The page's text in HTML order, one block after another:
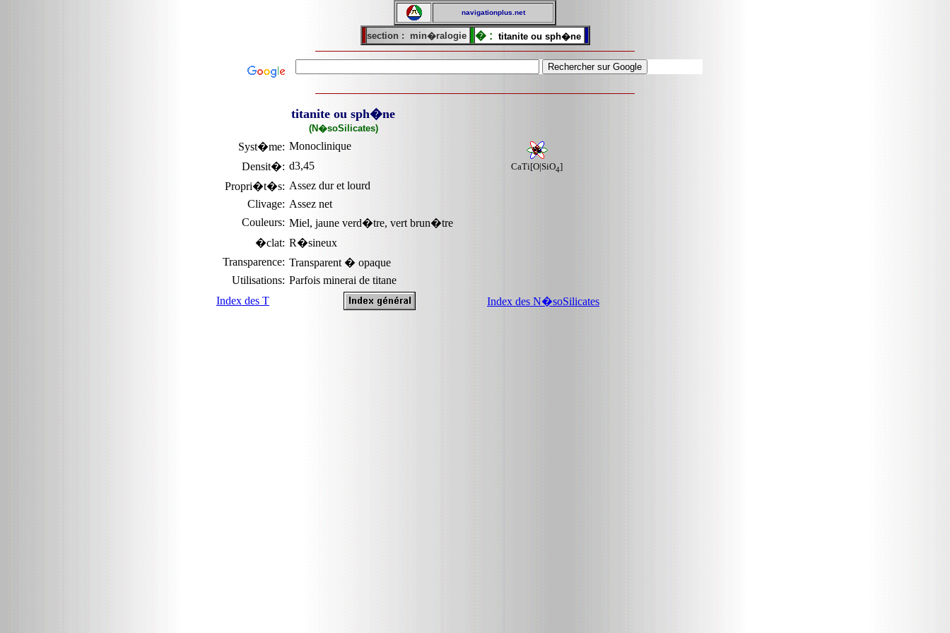
navigationplus.net
section : min�ralogie � : titanite ou sph�ne
titanite ou sph�ne
(N�soSilicates)
Syst�me: Monoclinique
CaTi[O|SiO4]
Densit�: d3,45
Propri�t�s: Assez dur et lourd
Clivage: Assez net
Couleurs: Miel, jaune verd�tre, vert brun�tre
�clat: R�sineux
Transparence: Transparent � opaque
Utilisations: Parfois minerai de titane
Index des T
Index des N�soSilicates